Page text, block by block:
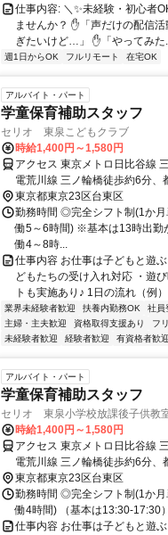
仕事内容: ＼✨未経験・初心者
ませんか？ ✋「声だけの配信
ぎたいけど…」 ✋「やってみた
週1日からOK フルリモート 在宅OK
アルバイト・パート
学童保育補助スタッフ
セリオ 東泉こどもクラブ
時給1,400円～1,580円
アクセス 東京メトロ日比谷線
電荒川線 三ノ輪橋徒歩約6分
東京都東京23区台東区
勤務時間 ◎完全シフト制(1か
働5～6時間) ※基本は13時出勤
働4～8時...
仕事内容 お仕事は子どもと遊
どもたちの受け入れ対応 ・遊
トも実施あり♪ 1日の流れ（例
業界未経験者歓迎 扶養内勤務OK 社員
主婦・主夫歓迎
資格取得支援あり フ
未経験者歓迎
経験者歓迎 有資格者歓迎
アルバイト・パート
学童保育補助スタッフ
セリオ 東泉小学校放課後子供教
時給1,400円～1,580円
アクセス 東京メトロ日比谷線
電荒川線 三ノ輪橋徒歩約6分
東京都東京23区台東区
勤務時間 ◎完全シフト制(1か
働4時間) （基本は13:30-17:30
仕事内容 お仕事は子どもと遊